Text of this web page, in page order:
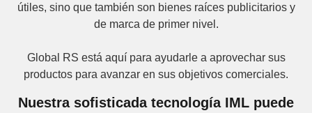
útiles, sino que también son bienes raíces publicitarios y
de marca de primer nivel.
Global RS está aquí para ayudarle a aprovechar sus
productos para avanzar en sus objetivos comerciales.
Nuestra sofisticada tecnología IML puede